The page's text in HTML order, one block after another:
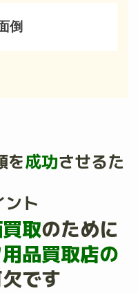
倒
を成功させるた
ント
取のために
品買取店の
です